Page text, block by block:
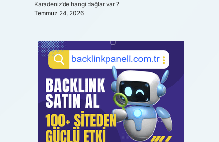
Karadeniz’de hangi dağlar var ?
Temmuz 24, 2026